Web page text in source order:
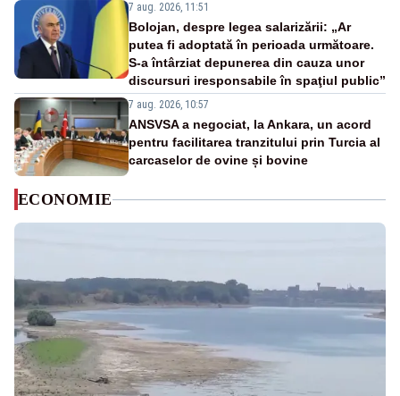
7 aug. 2026, 11:51
Bolojan, despre legea salarizării: „Ar
putea fi adoptată în perioada următoare.
S-a întârziat depunerea din cauza unor
discursuri iresponsabile în spaţiul public”
7 aug. 2026, 10:57
ANSVSA a negociat, la Ankara, un acord
pentru facilitarea tranzitului prin Turcia al
carcaselor de ovine și bovine
ECONOMIE